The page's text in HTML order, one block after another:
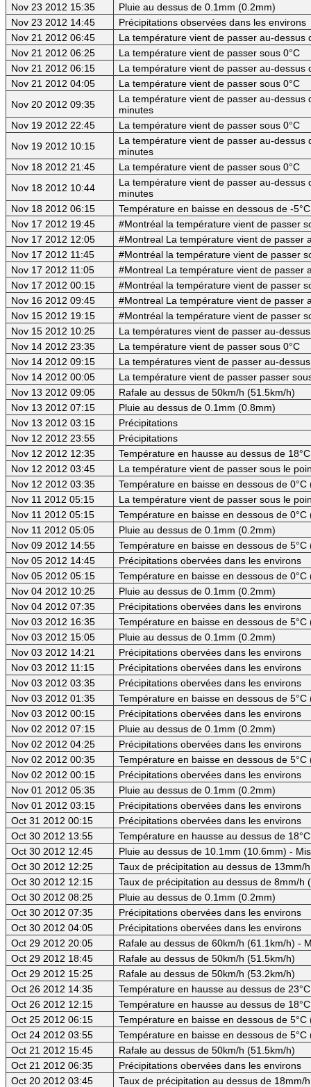
Nov 23 2012 15:35
Pluie au dessus de 0.1mm (0.2mm)
Nov 23 2012 14:45
Précipitations observées dans les environs
Nov 21 2012 06:45
La température vient de passer au-dessus
Nov 21 2012 06:25
La température vient de passer sous 0°C
Nov 21 2012 06:15
La température vient de passer au-
Nov 21 2012 04:05
La température vient de passer sous 0°C
Nov 20 2012 09:35
La température vient de passer au-
minutes
Nov 19 2012 22:45
La température vient de passer sous 0°C
Nov 19 2012 10:15
La température vient de passer au-
minutes
Nov 18 2012 21:45
La température vient de passer sous 0°C
Nov 18 2012 10:44
La température vient de passer au-
minutes
Nov 18 2012 06:15
Température en baisse en dessous de -
Nov 17 2012 19:45
#Montréal la température vient de passer
Nov 17 2012 12:05
#Montreal La température vient de passer
Nov 17 2012 11:45
#Montréal la température vient de passer
Nov 17 2012 11:05
#Montreal La température vient de passer
Nov 17 2012 00:15
#Montréal la température vient de passer
Nov 16 2012 09:45
#Montreal La température vient de passer
Nov 15 2012 19:15
#Montréal la température vient de passer
Nov 15 2012 10:25
La températures vient de passer au-dessus
Nov 14 2012 23:35
La température vient de passer sous 0°C
Nov 14 2012 09:15
La températures vient de passer au-
Nov 14 2012 00:05
La température vient de passer passer
Nov 13 2012 09:05
Rafale au dessus de 50km/h (51.5km/h)
Nov 13 2012 07:15
Pluie au dessus de 0.1mm (0.8mm)
Nov 13 2012 03:15
Précipitations
Nov 12 2012 23:55
Précipitations
Nov 12 2012 12:35
Température en hausse au dessus de
Nov 12 2012 03:45
La température vient de passer sous le
Nov 12 2012 03:35
Température en baisse en dessous de 0°C
Nov 11 2012 05:15
La température vient de passer sous le
Nov 11 2012 05:15
Température en baisse en dessous de 0°C
Nov 11 2012 05:05
Pluie au dessus de 0.1mm (0.2mm)
Nov 09 2012 14:55
Température en baisse en dessous de 5°C
Nov 05 2012 14:45
Précipitations obervées dans les environs
Nov 05 2012 05:15
Température en baisse en dessous de
Nov 04 2012 10:25
Pluie au dessus de 0.1mm (0.2mm)
Nov 04 2012 07:35
Précipitations obervées dans les environs
Nov 03 2012 16:35
Température en baisse en dessous de 5°C
Nov 03 2012 15:05
Pluie au dessus de 0.1mm (0.2mm)
Nov 03 2012 14:21
Précipitations obervées dans les environs
Nov 03 2012 11:15
Précipitations obervées dans les environs
Nov 03 2012 03:35
Précipitations obervées dans les environs
Nov 03 2012 01:35
Température en baisse en dessous de 5°C
Nov 03 2012 00:15
Précipitations obervées dans les environs
Nov 02 2012 07:15
Pluie au dessus de 0.1mm (0.2mm)
Nov 02 2012 04:25
Précipitations obervées dans les environs
Nov 02 2012 00:35
Température en baisse en dessous de 5°C
Nov 02 2012 00:15
Précipitations obervées dans les environs
Nov 01 2012 05:35
Pluie au dessus de 0.1mm (0.2mm)
Nov 01 2012 03:15
Précipitations obervées dans les environs
Oct 31 2012 00:15
Précipitations obervées dans les environs
Oct 30 2012 13:55
Température en hausse au dessus de
Oct 30 2012 12:45
Pluie au dessus de 10.1mm (10.6mm) -
Oct 30 2012 12:25
Taux de précipitation au dessus de 13mm/
Oct 30 2012 12:15
Taux de précipitation au dessus de 8mm/h
Oct 30 2012 08:25
Pluie au dessus de 0.1mm (0.2mm)
Oct 30 2012 07:35
Précipitations obervées dans les environs
Oct 30 2012 04:05
Précipitations obervées dans les environs
Oct 29 2012 20:05
Rafale au dessus de 60km/h (61.1km/h) -
Oct 29 2012 18:45
Rafale au dessus de 50km/h (51.5km/h)
Oct 29 2012 15:25
Rafale au dessus de 50km/h (53.2km/h)
Oct 26 2012 14:35
Température en hausse au dessus de
Oct 26 2012 12:15
Température en hausse au dessus de
Oct 25 2012 06:15
Température en baisse en dessous de 5°C
Oct 24 2012 03:55
Température en baisse en dessous de 5°C
Oct 21 2012 15:45
Rafale au dessus de 50km/h (51.5km/h)
Oct 21 2012 06:35
Précipitations obervées dans les environs
Oct 20 2012 03:45
Taux de précipitation au dessus de 18mm/